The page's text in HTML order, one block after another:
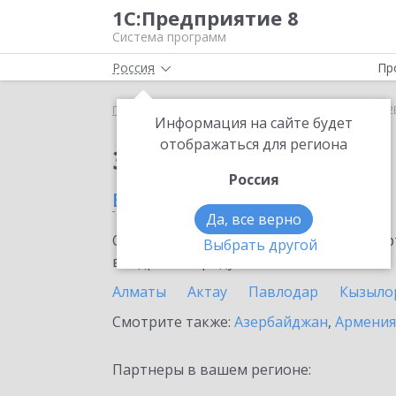
1С:Предприятие 8
Система программ
Россия
Информация на сайте будет
отображаться для региона
Россия
Да, все верно
Выбрать другой
Главная 1С:СБП
Заказать 1С:СБП C2B
в Казахстане
Ознакомьтесь с информационными
внедрение продукта.
Алматы
Актау Павлодар
Смотрите также: Азербайджан, Армения
Партнеры в вашем регионе: